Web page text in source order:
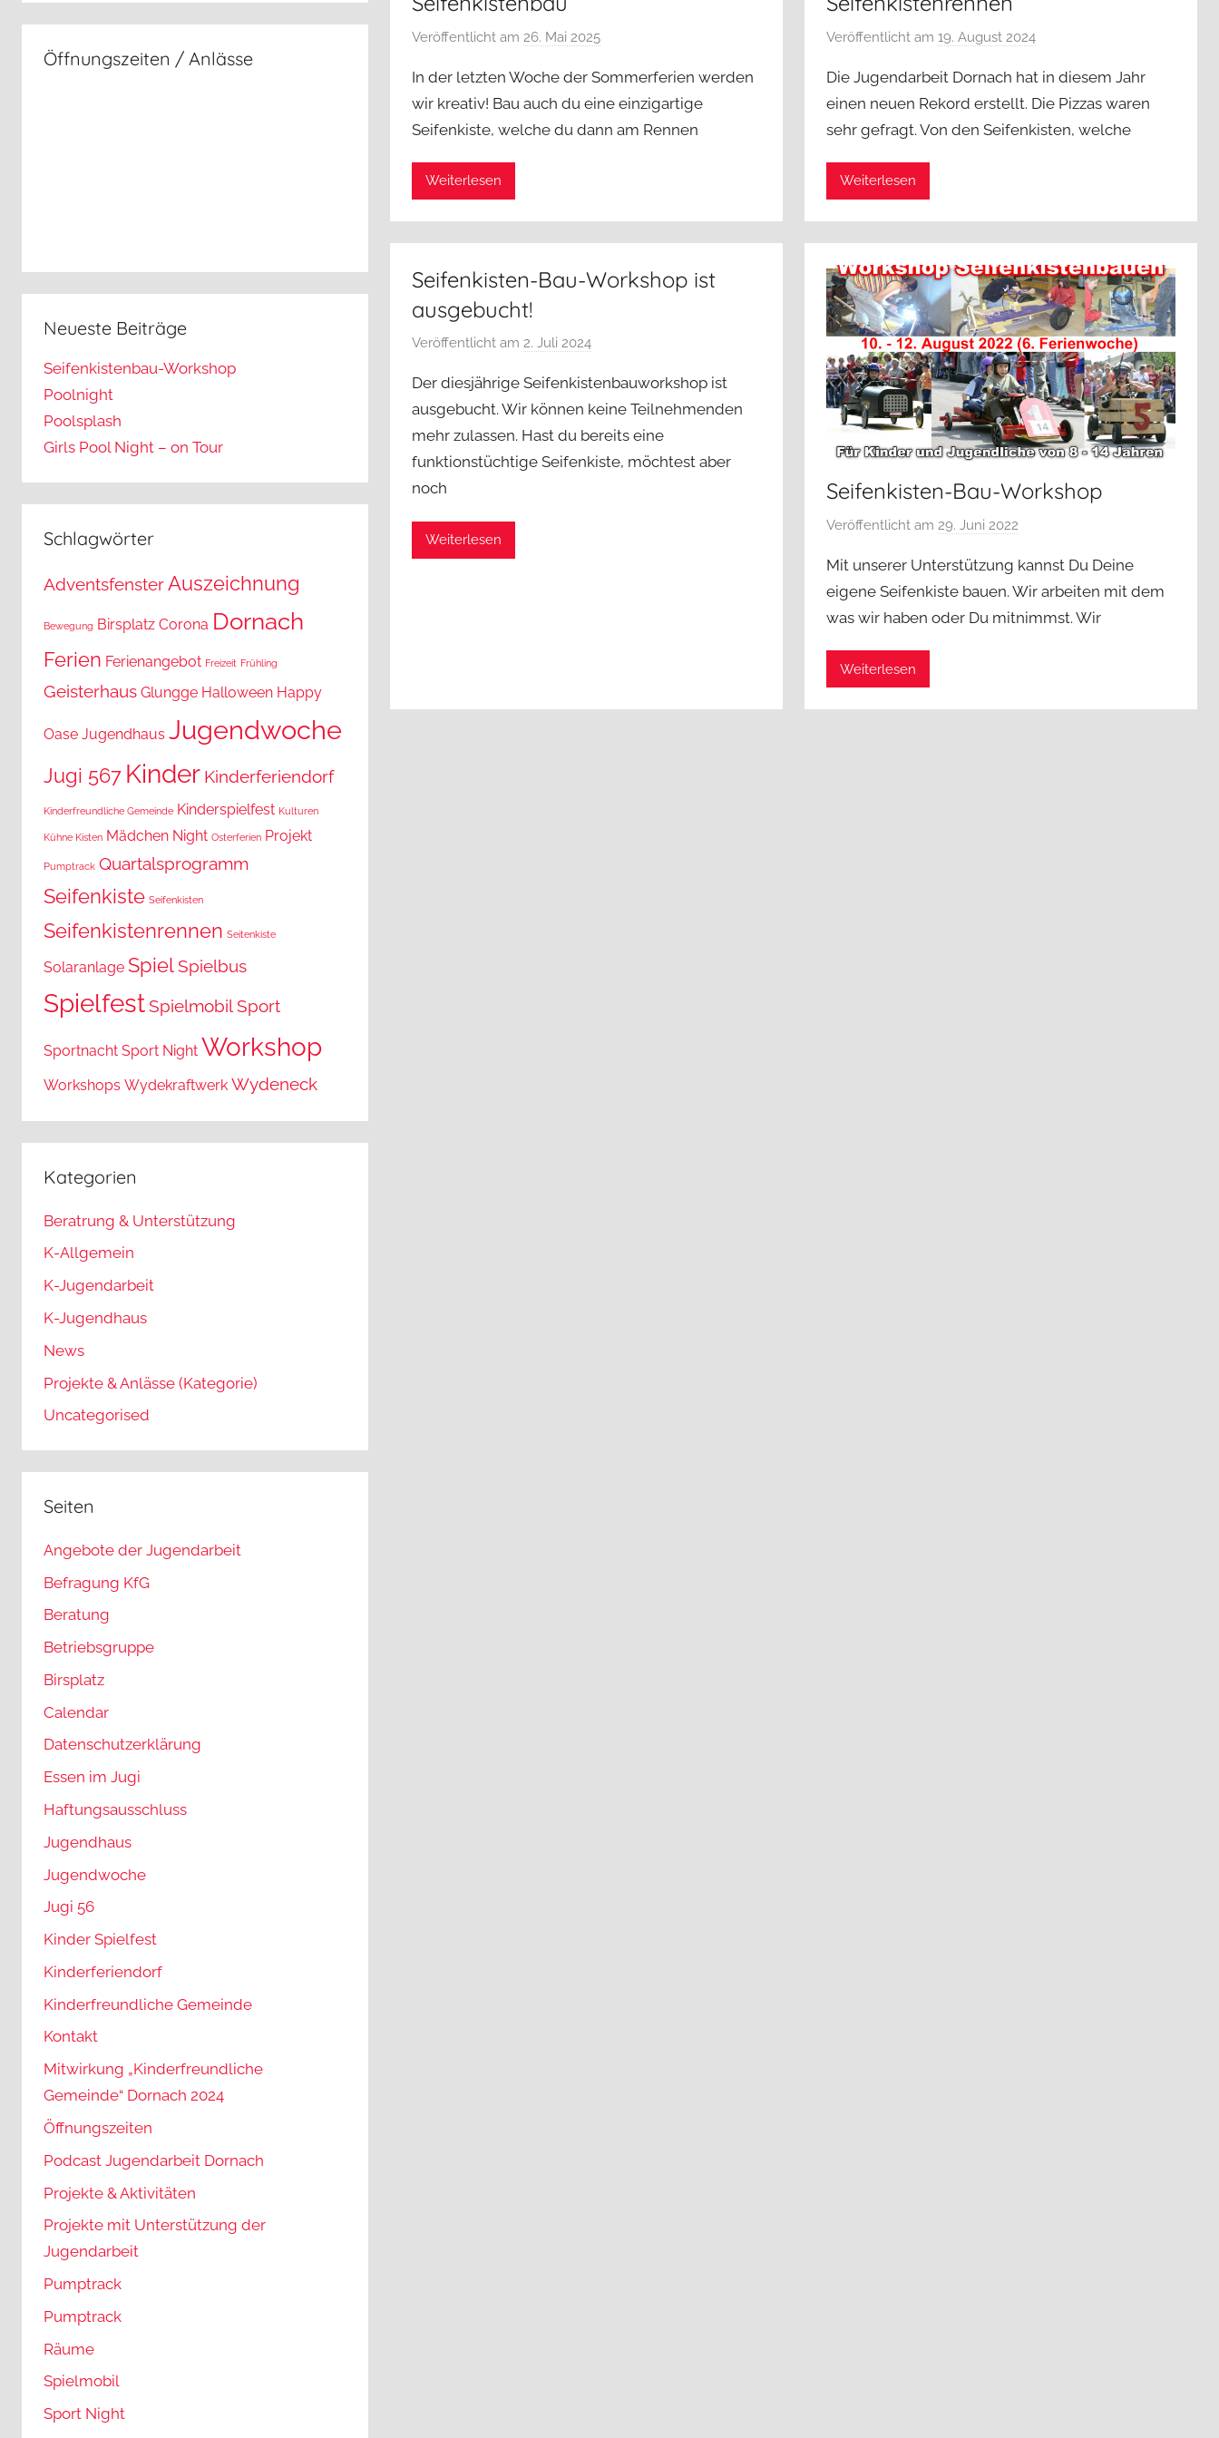
Veröffentlicht am 26. Mai 2025v
n
j
a
m
n
In der letzten Woche der Sommerferien werden
wir kreativ! Bau auch du eine einzigartige
Seifenkiste, welche du dann am Rennen
Weiterlesen
Veröffentlicht am 19. August 2024v
n
j
a
m
n
Die Jugendarbeit Dornach hat in diesem Jahr
einen neuen Rekord erstellt. Die Pizzas waren
sehr gefragt. Von den Seifenkisten, welche
Weiterlesen
Seifenkisten-Bau-Workshop ist
ausgebucht!
Veröffentlicht am 2. Juli 2024v
n
j
a
d
Der diesjährige Seifenkistenbauworkshop ist
ausgebucht. Wir können keine Teilnehmenden
mehr zulassen. Hast du bereits eine
funktionstüchtige Seifenkiste, möchtest aber
noch
Weiterlesen
Seifenkisten-Bau-Workshop
Veröffentlicht am 29. Juni 2022
n
j
a
m
Mit unserer Unterstützung kannst Du Deine
eigene Seifenkiste bauen. Wir arbeiten mit dem
was wir haben oder Du mitnimmst. Wir
Weiterlesen
Öffnungszeiten / Anlässe
Neueste Beiträge
Seifenkistenbau-Workshop
Poolnight
Poolsplash
Girls Pool Night – on Tour
Schlagwörter
AdventsfensterAuszeichnung
Bewegung Birsplatz Corona Dornach
Ferien Ferienangebot Freizeit Frühling
Geisterhaus Glungge Halloween Happy
Oase Jugendhaus Jugendwoche
Jugi 567 Kinder Kinderferiendorf
Kinderfreundliche Gemeinde Kinderspielfest Kulturen
Kühne Kisten Mädchen Night Osterferien Projekt
Pumptrack Quartalsprogramm
Seifenkiste Seifenkisten
Seifenkistenrennen Seitenkiste
Solaranlage SpielSpielbus
SpielfestSpielmobilSport
Sportnacht Sport Night Workshop
Workshops Wydekraftwerk Wydeneck
Kategorien
Beratrung & Unterstützung
K-Allgemein
K-Jugendarbeit
K-Jugendhaus
News
Projekte & Anlässe (Kategorie)
Uncategorised
Seiten
Angebote der Jugendarbeit
Befragung KfG
Beratung
Betriebsgruppe
Birsplatz
Calendar
Datenschutzerklärung
Essen im Jugi
Haftungsausschluss
Jugendhaus
Jugendwoche
Jugi 56
Kinder Spielfest
Kinderferiendorf
Kinderfreundliche Gemeinde
Kontakt
Mitwirkung „Kinderfreundliche
Gemeinde“ Dornach 2024
Öffnungszeiten
Podcast Jugendarbeit Dornach
Projekte & Aktivitäten
Projekte mit Unterstützung der
Jugendarbeit
Pumptrack
Pumptrack
Räume
Spielmobil
Sport Night